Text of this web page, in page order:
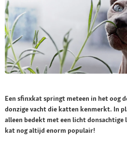
Een sfinxkat springt meteen in het oog
donzige vacht die katten kenmerkt. In
alleen bedekt met een licht donsachtige
kat nog altijd enorm populair!